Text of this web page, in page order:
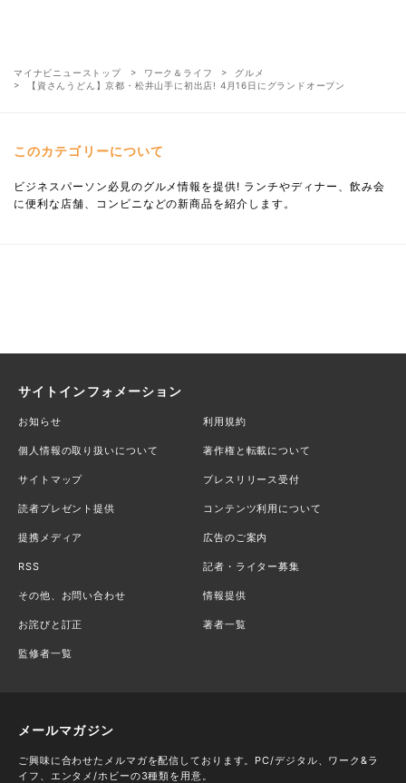
マイナビニューストップ ワーク＆ライフ
グルメ
【資さんうどん】京都・松井山手に初出店! 4月16日にグランドオープン
このカテゴリーについて
ビジネスパーソン必見のグルメ情報を提供! ランチやディナー、飲み会
に便利な店舗、コンビニなどの新商品を紹介します。
サイトインフォメーション
お知らせ 利用規約
個人情報の取り扱いについて 著作権と転載について
サイトマップ プレスリリース受付
読者プレゼント提供 コンテンツ利用について
提携メディア 広告のご案内
RSS 記者・ライター募集
その他、お問い合わせ 情報提供
お詫びと訂正 著者一覧
監修者一覧
メールマガジン
ご興味に合わせたメルマガを配信しております。PC/デジタル、ワーク&ラ
イフ、エンタメ/ホビーの3種類を用意。